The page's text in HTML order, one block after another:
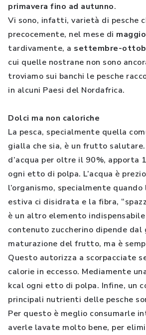
primavera fino ad autunno.
Vi sono, infatti, varietà di pesche
precocemente, nel mese di maggio
tardivamente, a settembre-
cui quelle nostrane non sono
troviamo sui banchi le pesche
in alcuni Paesi del Nordafrica.
Dolci ma non caloriche
La pesca, specialmente quella
gialla che sia, è un frutto
d’acqua per oltre il 90%, apporta
ogni etto di polpa. L’acqua è
l’organismo, specialmente
estiva ci disidrata e la fibra,
è un altro elemento
contenuto zuccherino dipende dal
maturazione del frutto, ma è
Questo autorizza a scorpacciate
calorie in eccesso. Mediamente
kcal ogni etto di polpa. Infine, un
principali nutrienti delle pesche
Per questo è meglio consumarle
averle lavate molto bene, per